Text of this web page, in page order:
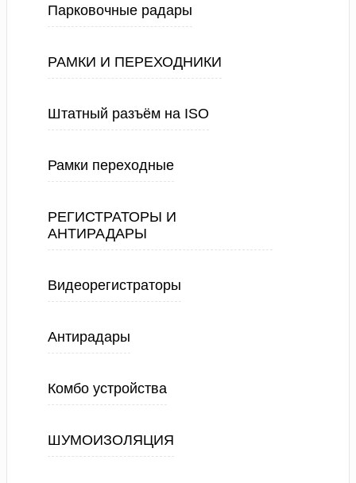
Парковочные радары
РАМКИ И ПЕРЕХОДНИКИ
Штатный разъём на ISO
Рамки переходные
РЕГИСТРАТОРЫ И
АНТИРАДАРЫ
Видеорегистраторы
Антирадары
Комбо устройства
ШУМОИЗОЛЯЦИЯ